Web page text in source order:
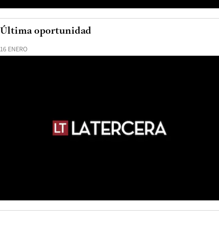
16 ENERO
Última oportunidad